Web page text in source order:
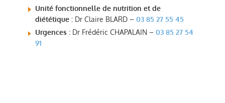
Unité fonctionnelle de nutrition et de
diététique :Dr Claire BLARD – 03 85 27 55 45
Urgences :Dr Frédéric CHAPALAIN – 03 85 27 54
91